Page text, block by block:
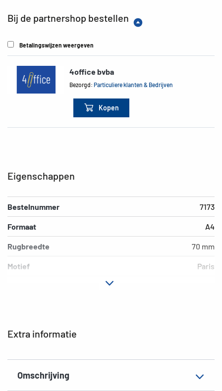
Bij de partnershop bestellen
Betalingswijzen weergeven
4office bvba
Bezorgd:Particuliere klanten & Bedrijven
Kopen
Extra informatie
Omschrijving
Eigenschappen
Bestelnummer 7173
Formaat A4
Rugbreedte 70 mm
Motief Paris